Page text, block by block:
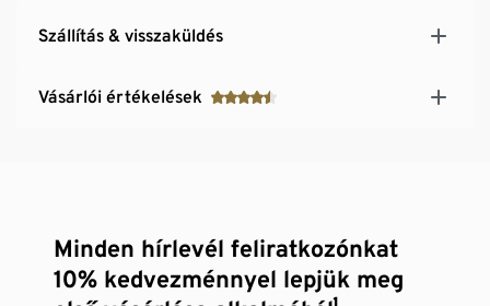
Szállítás & visszaküldés
Vásárlói értékelések
Minden hírlevél feliratkozónkat
10% kedvezménnyel lepjük meg